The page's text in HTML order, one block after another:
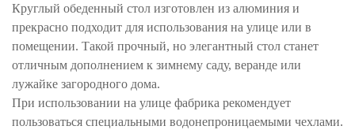
Круглый обеденный стол изготовлен из алюминия и
прекрасно подходит для использования на улице или в
помещении. Такой прочный, но элегантный стол станет
отличным дополнением к зимнему саду, веранде или
лужайке загородного дома.
При использовании на улице фабрика рекомендует
пользоваться специальными водонепроницаемыми чехлами.